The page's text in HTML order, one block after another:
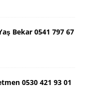
Bekar 0541 797 67
0530 421 93 01